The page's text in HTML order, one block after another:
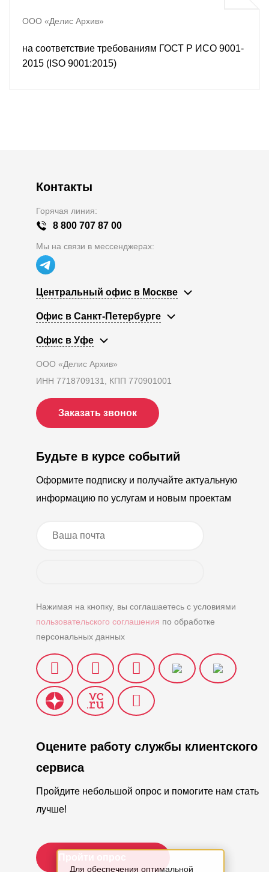
ООО «Делис Архив»
на соответствие требованиям ГОСТ Р ИСО 9001-
2015 (ISO 9001:2015)
Контакты
Горячая линия:
8 800 707 87 00
Мы на связи в мессенджерах:
Центральный офис в Москве
Офис в Санкт-Петербурге
Офис в Уфе
ООО «Делис Архив»
ИНН 7718709131, КПП 770901001
Заказать звонок
Будьте в курсе событий
Оформите подписку и получайте актуальную
информацию по услугам и новым проектам
Нажимая на кнопку, вы соглашаетесь с условиями
пользовательского соглашения по обработке
персональных данных
Оцените работу службы клиентского
сервиса
Пройдите небольшой опрос и помогите нам стать
лучше!
Для обеспечения оптимальной